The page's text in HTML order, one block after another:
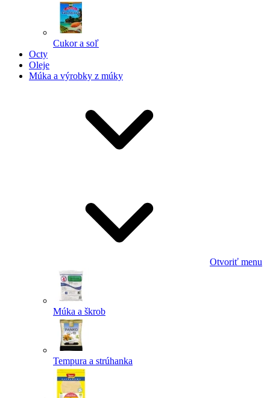
Cukor a soľ
Octy
Oleje
Múka a výrobky z múky
Otvoriť menu
Múka a škrob
Tempura a strúhanka
Powered by chaterimo